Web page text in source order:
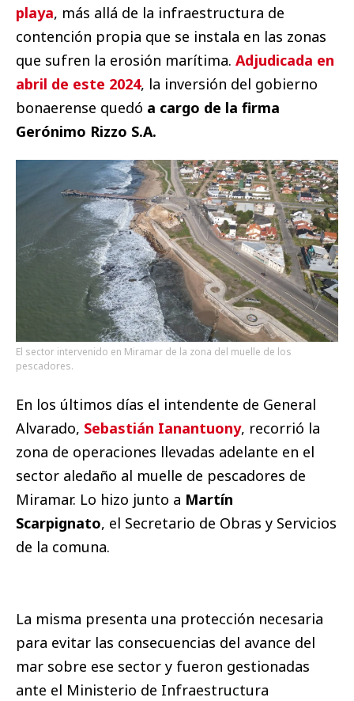
playa, más allá de la infraestructura de
contención propia que se instala en las zonas
que sufren la erosión marítima. Adjudicada en
abril de este 2024, la inversión del gobierno
bonaerense quedó a cargo de la firma
Gerónimo Rizzo S.A.
El sector intervenido en Miramar de la zona del muelle de los
pescadores.
En los últimos días el intendente de General
Alvarado, Sebastián Ianantuony, recorrió la
zona de operaciones llevadas adelante en el
sector aledaño al muelle de pescadores de
Miramar. Lo hizo junto a Martín
Scarpignato, el Secretario de Obras y Servicios
de la comuna.
La misma presenta una protección necesaria
para evitar las consecuencias del avance del
mar sobre ese sector y fueron gestionadas
ante el Ministerio de Infraestructura